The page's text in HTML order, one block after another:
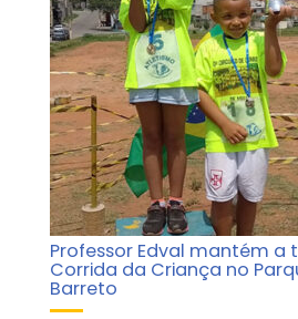
Professor Edval mantém a
Corrida da Criança no
Barreto